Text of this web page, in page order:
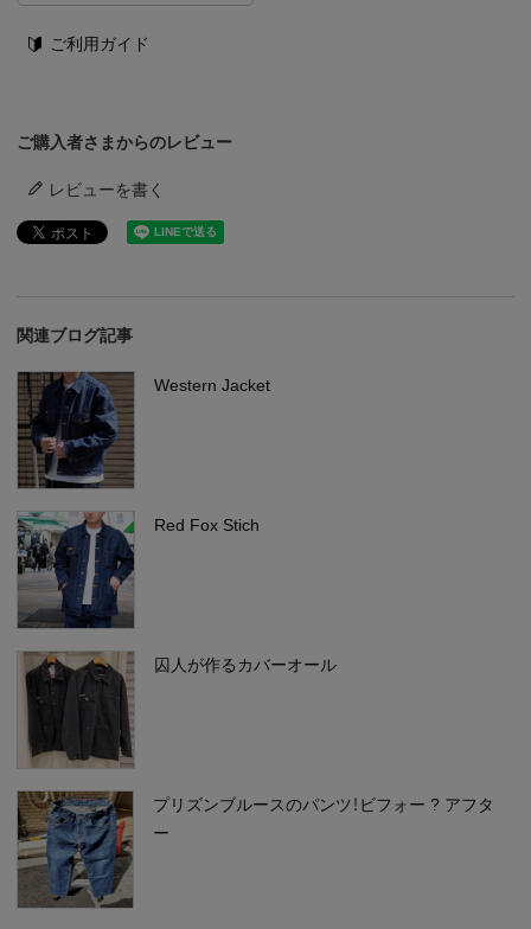
ご利用ガイド
ご購入者さまからのレビュー
レビューを書く
関連ブログ記事
Western Jacket
Red Fox Stich
囚人が作るカバーオール
プリズンブルースのパンツ！ビフォー ? アフタ
ー